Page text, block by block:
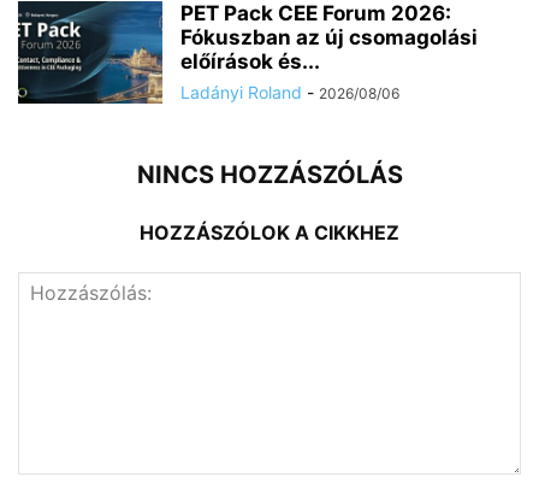
PET Pack CEE Forum 2026:
Fókuszban az új csomagolási
előírások és...
Ladányi Roland - 2026/08/06
NINCS HOZZÁSZÓLÁS
HOZZÁSZÓLOK A CIKKHEZ